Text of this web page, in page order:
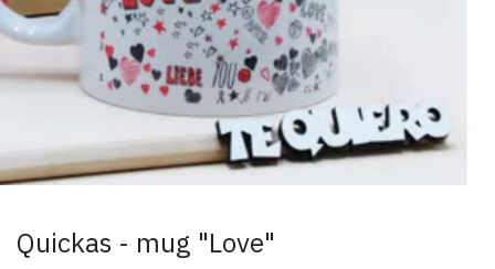
Quickas - mug "Love"